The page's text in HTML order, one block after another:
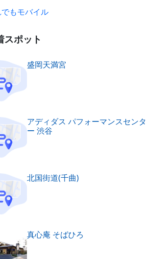
もモバイル
スポット
盛岡天満宮
アディダス パフォーマンスセンタ
ー 渋谷
北国街道(千曲)
真心庵 そばひろ